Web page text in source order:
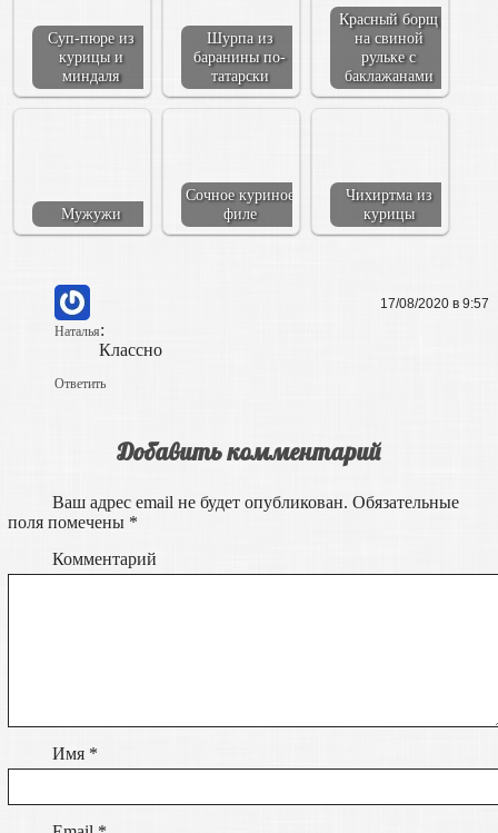
Суп-пюре из
курицы и
миндаля
Шурпа из
баранины по-
татарски
Красный борщ
на свиной
рульке с
баклажанами
Мужужи
Сочное куриное
филе
Чихиртма из
курицы
Наталья:
17/08/2020 в 9:57
Классно
Ответить
Добавить комментарий
Ваш адрес email не будет опубликован. Обязательные
поля помечены *
Комментарий
Имя *